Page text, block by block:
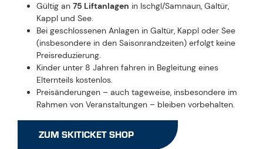
Gültig an 75 Liftanlagen in Ischgl/Samnaun, Galtür,
Kappl und See.
Bei geschlossenen Anlagen in Galtür, Kappl oder See
(insbesondere in den Saisonrandzeiten) erfolgt keine
Preisreduzierung.
Kinder unter 8 Jahren fahren in Begleitung eines
Elternteils kostenlos.
Preisänderungen – auch tageweise, insbesondere im
Rahmen von Veranstaltungen – bleiben vorbehalten.
ZUM SKITICKET SHOP